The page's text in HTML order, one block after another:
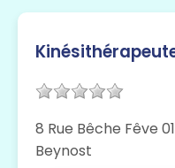
8 Rue Bêche Fêve
Beynost